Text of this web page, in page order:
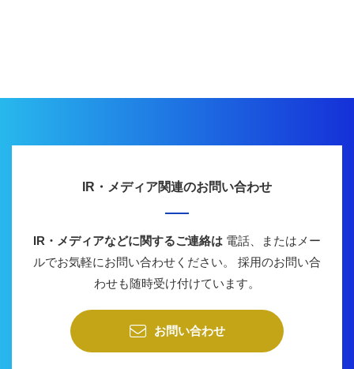
IR・メディア関連のお問い合わせ
IR・メディアなどに関するご連絡は 電話、またはメー
ルでお気軽にお問い合わせください。
採用のお問い合
わせも随時受け付けています。
お問い合わせ